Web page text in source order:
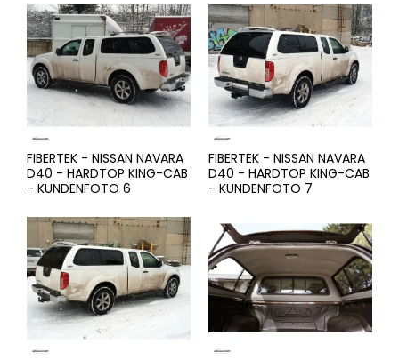
FIBERTEK - NISSAN NAVARA
D40 - HARDTOP KING-CAB
- KUNDENFOTO 6
FIBERTEK - NISSAN NAVARA
D40 - HARDTOP KING-CAB
- KUNDENFOTO 7